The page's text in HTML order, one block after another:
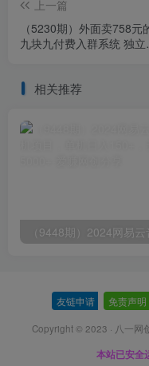
上一篇
（5230期）外面卖758元
九块九付费入群系统 独立
相关推荐
友链申请 免责声明
Copyright © 2023 · 八一网
本站已安全